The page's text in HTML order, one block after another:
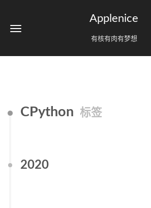
Applenice
有核有肉有梦想
CPython 标签
2020